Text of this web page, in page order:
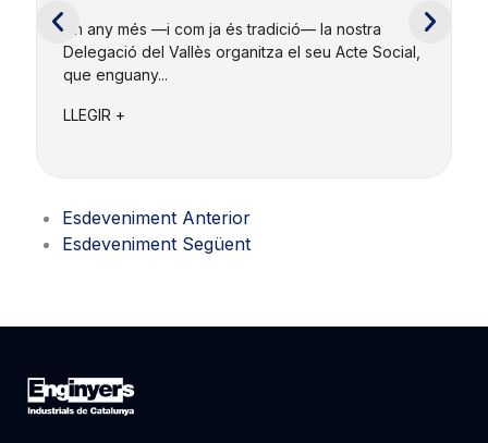
Un any més —i com ja és tradició— la nostra
Delegació del Vallès organitza el seu Acte Social,
que enguany...
LLEGIR +
Esdeveniment Anterior
Esdeveniment Següent